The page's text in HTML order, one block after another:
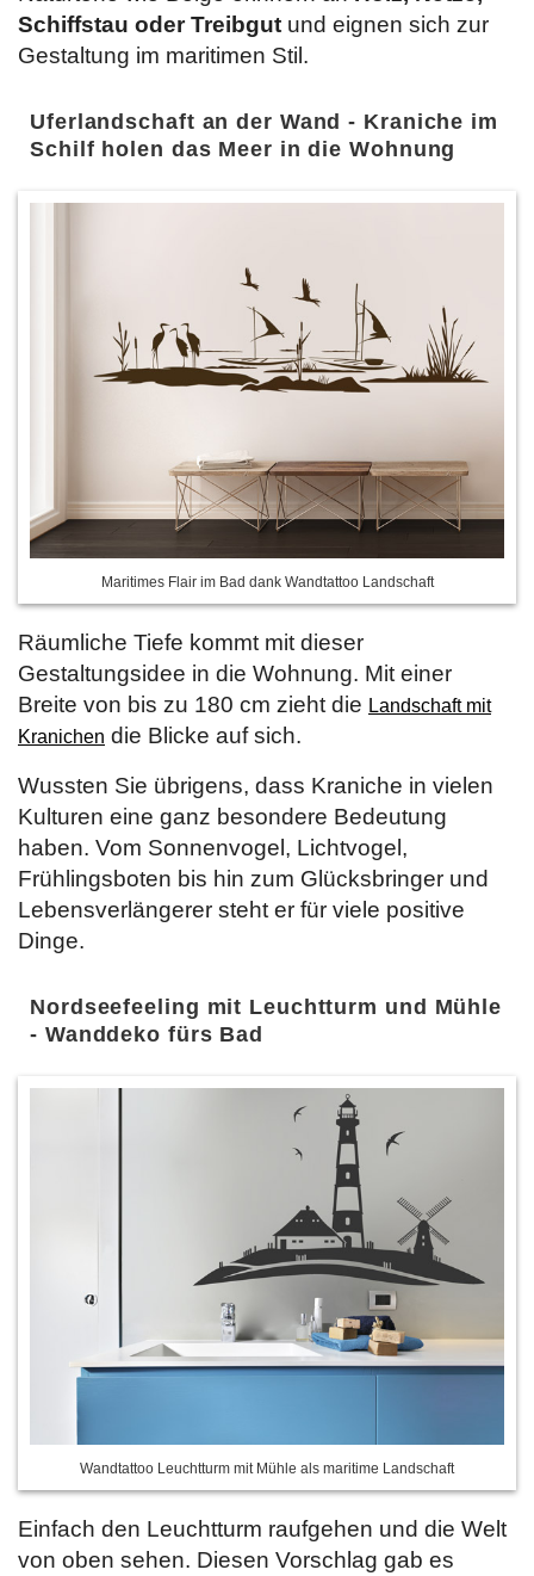
Schiffstau oder Treibgut und eignen sich zur
Gestaltung im maritimen Stil.
Uferlandschaft an der Wand - Kraniche im
Schilf holen das Meer in die Wohnung
Maritimes Flair im Bad dank Wandtattoo Landschaft
Räumliche Tiefe kommt mit dieser
Gestaltungsidee in die Wohnung. Mit einer
Breite von bis zu 180 cm zieht die Landschaft mit
Kranichen die Blicke auf sich.
Wussten Sie übrigens, dass Kraniche in vielen
Kulturen eine ganz besondere Bedeutung
haben. Vom Sonnenvogel, Lichtvogel,
Frühlingsboten bis hin zum Glücksbringer und
Lebensverlängerer steht er für viele positive
Dinge.
Nordseefeeling mit Leuchtturm und Mühle
- Wanddeko fürs Bad
Wandtattoo Leuchtturm mit Mühle als maritime Landschaft
Einfach den Leuchtturm raufgehen und die Welt
von oben sehen. Diesen Vorschlag gab es